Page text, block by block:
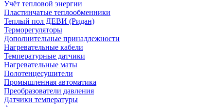
Учёт тепловой энергии
Пластинчатые теплообменники
Теплый пол ДЕВИ (Ридан)
Терморегуляторы
Дополнительные принадлежности
Нагревательные кабели
Температурные датчики
Нагревательные маты
Полотенцесушители
Промышленная автоматика
Преобразователи давления
Датчики температуры